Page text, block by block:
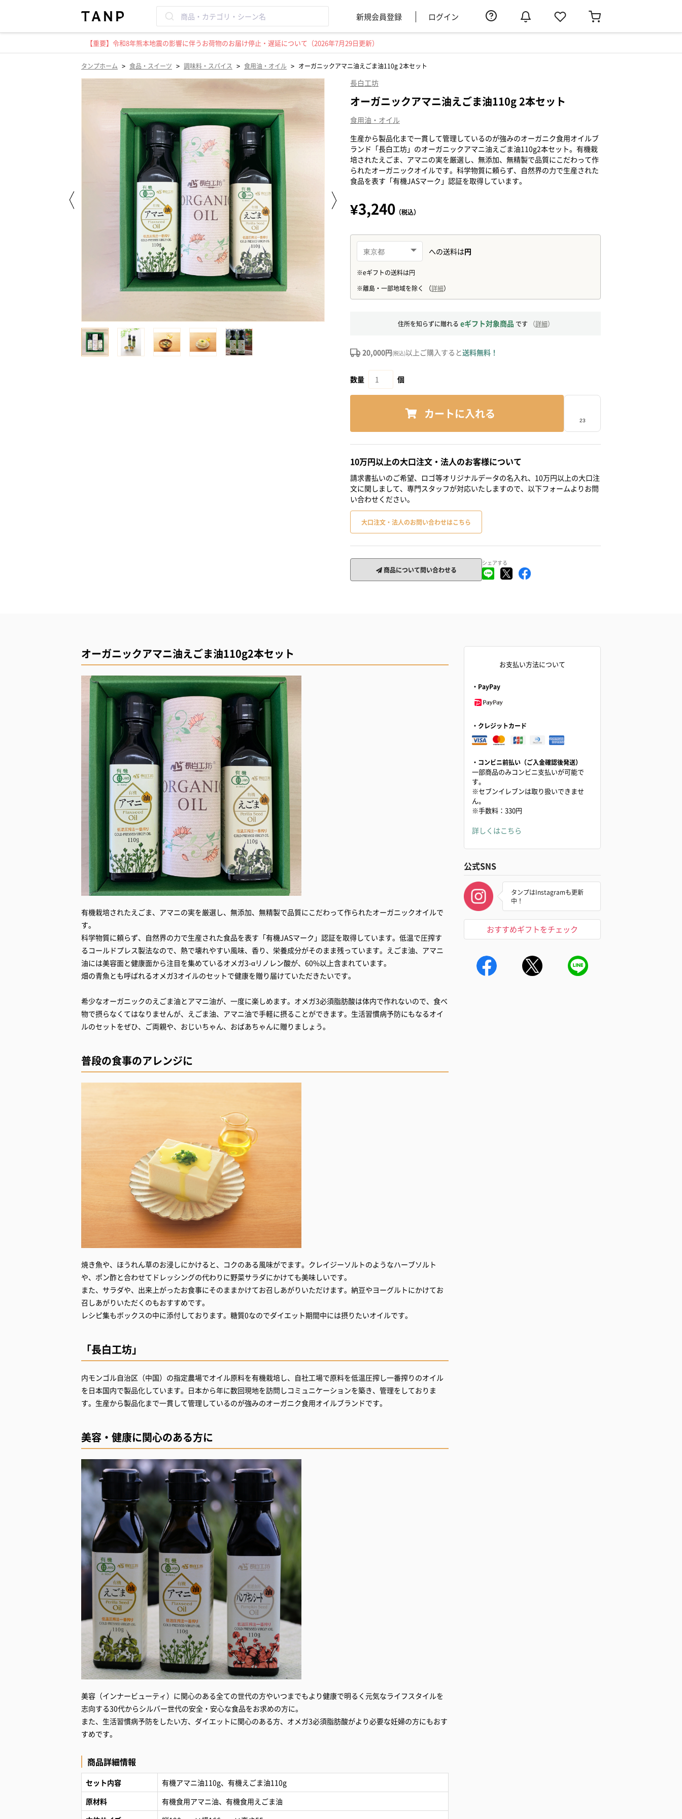
新規会員登録 ログイン
【重要】令和8年熊本地震の影響に伴うお荷物のお届け停止・遅延について（2026年7月29日更新）
タンプホーム > 食品・スイーツ > 調味料・スパイス > 食用油・オイル > オーガニックアマニ油えごま油110g 2本セット
長白工坊
オーガニックアマニ油えごま油110g 2本セット
食用油・オイル
生産から製品化まで一貫して管理しているのが強みのオーガニク食用オイルブ
ランド「長白工坊」のオーガニックアマニ油えごま油110g2本セット。有機栽
培されたえごま、アマニの実を厳選し、無添加、無精製で品質にこだわって作
られたオーガニックオイルです。科学物質に頼らず、自然界の力で生産された
食品を表す「有機JASマーク」認証を取得しています。
¥3,240 （税込）
住所を知らずに贈れる eギフト対象商品 です （詳細）
20,000円(税込)以上ご購入すると送料無料！
数量 個
カートに入れる
10万円以上の大口注文・法人のお客様について
請求書払いのご希望、ロゴ等オリジナルデータの名入れ、10万円以上の大口注
文に関しまして、専門スタッフが対応いたしますので、以下フォームよりお問
い合わせください。
大口注文・法人のお問い合わせはこちら
商品について問い合わせる
シェアする
オーガニックアマニ油えごま油110g2本セット
有機栽培されたえごま、アマニの実を厳選し、無添加、無精製で品質にこだわって作られたオーガニックオイルで
す。
科学物質に頼らず、自然界の力で生産された食品を表す「有機JASマーク」認証を取得しています。低温で圧搾す
るコールドプレス製法なので、熱で壊れやすい風味、香り、栄養成分がそのまま残っています。えごま油、アマニ
油には美容面と健康面から注目を集めているオメガ3-αリノレン酸が、60%以上含まれています。
畑の青魚とも呼ばれるオメガ3オイルのセットで健康を贈り届けていただきたいです。
希少なオーガニックのえごま油とアマニ油が、一度に楽しめます。オメガ3必須脂肪酸は体内で作れないので、食べ
物で摂らなくてはなりませんが、えごま油、アマニ油で手軽に摂ることができます。生活習慣病予防にもなるオイ
ルのセットをぜひ、ご両親や、おじいちゃん、おばあちゃんに贈りましょう。
普段の食事のアレンジに
焼き魚や、ほうれん草のお浸しにかけると、コクのある風味がでます。クレイジーソルトのようなハーブソルト
や、ポン酢と合わせてドレッシングの代わりに野菜サラダにかけても美味しいです。
また、サラダや、出来上がったお食事にそのままかけてお召しあがりいただけます。納豆やヨーグルトにかけてお
召しあがりいただくのもおすすめです。
レシピ集もボックスの中に添付しております。糖質0なのでダイエット期間中には摂りたいオイルです。
「長白工坊」
内モンゴル自治区（中国）の指定農場でオイル原料を有機栽培し、自社工場で原料を低温圧搾し一番搾りのオイル
を日本国内で製品化しています。日本から年に数回現地を訪問しコミュニケーションを築き、管理をしておりま
す。生産から製品化まで一貫して管理しているのが強みのオーガニク食用オイルブランドです。
美容・健康に関心のある方に
美容（インナービューティ）に関心のある全ての世代の方やいつまでもより健康で明るく元気なライフスタイルを
志向する30代からシルバー世代の安全・安心な食品をお求めの方に。
また、生活習慣病予防をしたい方、ダイエットに関心のある方、オメガ3必須脂肪酸がより必要な妊婦の方にもおす
すめです。
商品詳細情報
セット内容
有機アマニ油110g、有機えごま油110g
原材料
有機食用アマニ油、有機食用えごま油
お支払い方法について
・PayPay
・クレジットカード
・コンビニ前払い（ご入金確認後発送）
一部商品のみコンビニ支払いが可能で
す。
※セブンイレブンは取り扱いできませ
ん。
※手数料：330円
詳しくはこちら
公式SNS
タンプはInstagramも更新
中！
おすすめギフトをチェック